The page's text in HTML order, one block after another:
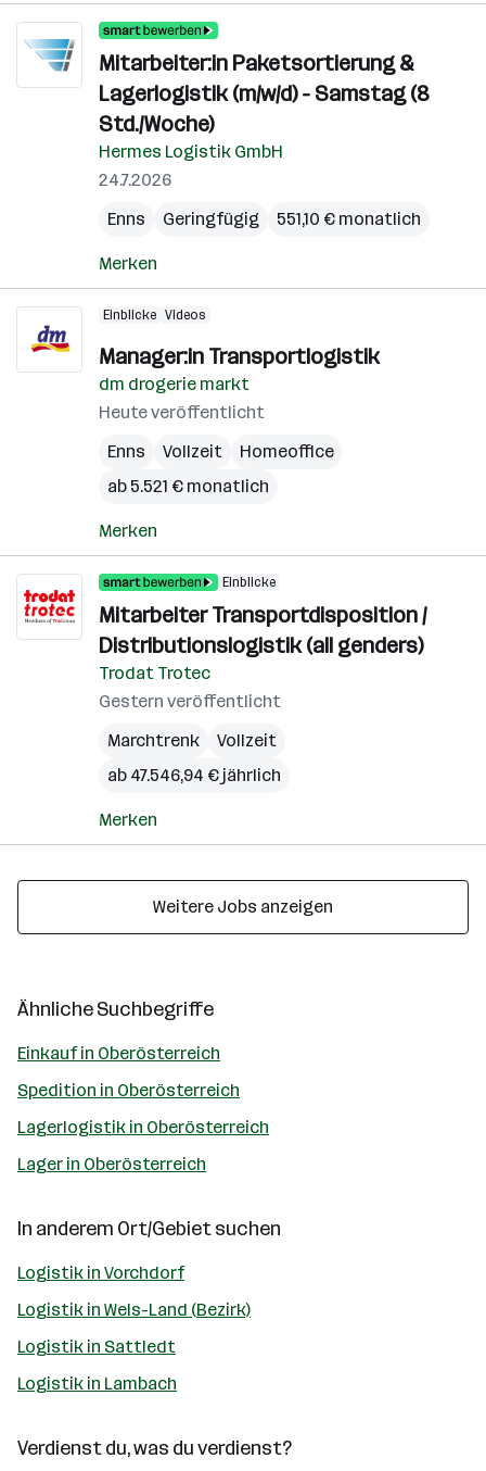
Mitarbeiter:in Paketsortierung &
Lagerlogistik (m/w/d) - Samstag (8
Std./Woche)
Hermes Logistik GmbH
24.7.2026
Enns
Geringfügig 551,10 € monatlich
Merken
Einblicke Videos
Manager:in Transportlogistik
dm drogerie markt
Heute veröffentlicht
Enns
Vollzeit
Homeoffice
ab 5.521 € monatlich
Merken
Einblicke
Mitarbeiter Transportdisposition /
Distributionslogistik (all genders)
Trodat Trotec
Gestern veröffentlicht
Marchtrenk
Vollzeit
ab 47.546,94 € jährlich
Merken
Weitere Jobs anzeigen
Ähnliche Suchbegriffe
Einkauf in Oberösterreich
Spedition in Oberösterreich
Lagerlogistik in Oberösterreich
Lager in Oberösterreich
In anderem Ort/Gebiet suchen
Logistik in Vorchdorf
Logistik in Wels-Land (Bezirk)
Logistik in Sattledt
Logistik in Lambach
Verdienst du, was du verdienst?